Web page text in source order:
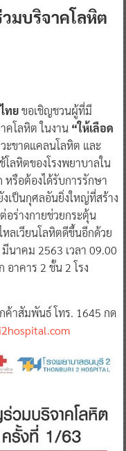
มบริจาคโลหิต
ทยขอเชิญชวนผู้ที่มี
คโลหิต ในงาน “ให้เลือด
ะขาดแคลนโลหิต และ
ลหิตของโรงพยาบาลใน
หรือต้องได้รับการรักษา
เป็นกุศลอันยิ่งใหญ่ที่สร้าง
อร่างกายช่วยกระตุ้น
ลเวียนโลหิตดีขึ้นอีกด้วย
นาคม 2563 เวลา 09.00
าคาร 2 ชั้น 2 โรง
ค้าสัมพันธ์ โทร. 1645 กด